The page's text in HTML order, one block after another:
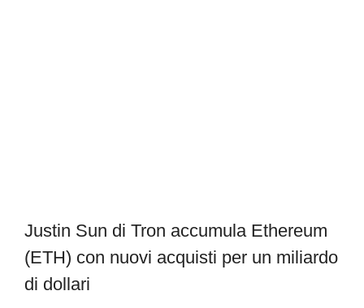
Justin Sun di Tron accumula Ethereum
(ETH) con nuovi acquisti per un miliardo
di dollari